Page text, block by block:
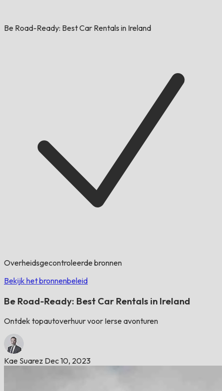
Be Road-Ready: Best Car Rentals in Ireland
Overheidsgecontroleerde bronnen
Bekijk het bronnenbeleid
Be Road-Ready: Best Car Rentals in Ireland
Ontdek topautoverhuur voor Ierse avonturen
Kae Suarez Dec 10, 2023